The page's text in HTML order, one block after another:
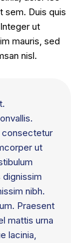
sem. Duis quis
ut
mauris, sed
nisl.
consectetur
ut
dignissim
nibh.
Praesent
mattis urna
lacinia,